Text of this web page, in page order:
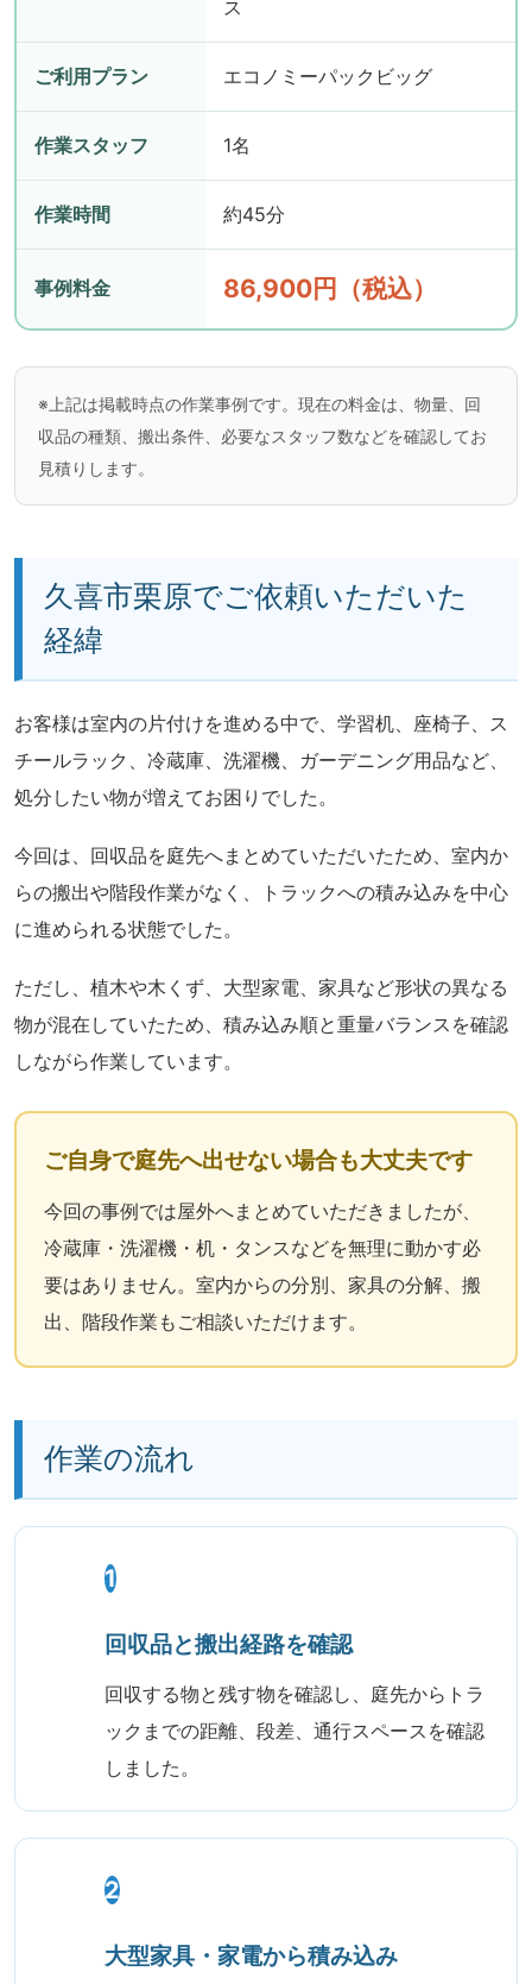
ス
ご利用プラン エコノミーパックビッグ
作業スタッフ 1名
作業時間 約45分
事例料金 86,900円（税込）
※上記は掲載時点の作業事例です。現在の料金は、物量、回
収品の種類、搬出条件、必要なスタッフ数などを確認してお
見積りします。
久喜市栗原でご依頼いただいた
経緯
お客様は室内の片付けを進める中で、学習机、座椅子、ス
チールラック、冷蔵庫、洗濯機、ガーデニング用品など、
処分したい物が増えてお困りでした。
今回は、回収品を庭先へまとめていただいたため、室内か
らの搬出や階段作業がなく、トラックへの積み込みを中心
に進められる状態でした。
ただし、植木や木くず、大型家電、家具など形状の異なる
物が混在していたため、積み込み順と重量バランスを確認
しながら作業しています。
ご自身で庭先へ出せない場合も大丈夫です
今回の事例では屋外へまとめていただきましたが、
冷蔵庫・洗濯機・机・タンスなどを無理に動かす必
要はありません。室内からの分別、家具の分解、搬
出、階段作業もご相談いただけます。
作業の流れ
1
回収品と搬出経路を確認
回収する物と残す物を確認し、庭先からトラ
ックまでの距離、段差、通行スペースを確認
しました。
2
大型家具・家電から積み込み